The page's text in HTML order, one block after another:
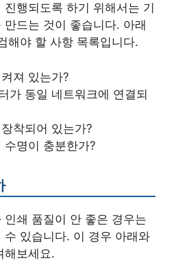
행되도록 하기 위해서는 기
드는 것이 좋습니다. 아래
해야 할 사항 목록입니다.
져 있는가?
가 동일 네트워크에 연결되
착되어 있는가?
수명이 충분한가?
인쇄 품질이 안 좋은 경우는
수 있습니다. 이 경우 아래와
해보세요.